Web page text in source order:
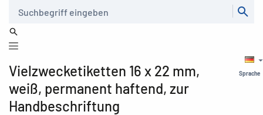
Sprache
Vielzwecketiketten 16 x 22 mm,
weiß, permanent haftend, zur
Handbeschriftung